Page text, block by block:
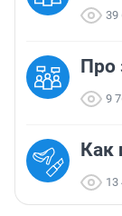
39
Про
9
Как
13